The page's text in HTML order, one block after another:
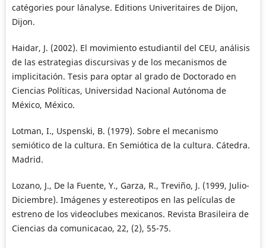
catégories pour l´analyse. Editions Univeritaires de Dijon,
Dijon.
Haidar, J. (2002). El movimiento estudiantil del CEU, análisis
de las estrategias discursivas y de los mecanismos de
implicitación. Tesis para optar al grado de Doctorado en
Ciencias Políticas, Universidad Nacional Autónoma de
México, México.
Lotman, I., Uspenski, B. (1979). Sobre el mecanismo
semiótico de la cultura. En Semiótica de la cultura. Cátedra.
Madrid.
Lozano, J., De la Fuente, Y., Garza, R., Treviño, J. (1999, Julio-
Diciembre). Imágenes y estereotipos en las películas de
estreno de los videoclubes mexicanos. Revista Brasileira de
Ciencias da comunicacao, 22, (2), 55-75.